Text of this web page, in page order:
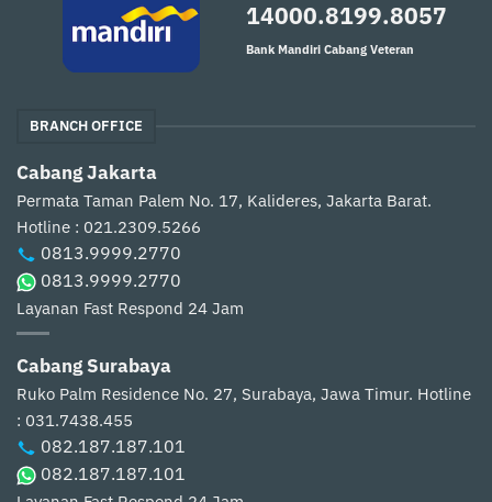
14000.8199.8057
Bank Mandiri Cabang Veteran
BRANCH OFFICE
Cabang Jakarta
Permata Taman Palem No. 17, Kalideres, Jakarta Barat.
Hotline : 021.2309.5266
0813.9999.2770
0813.9999.2770
Layanan Fast Respond 24 Jam
Cabang Surabaya
Ruko Palm Residence No. 27, Surabaya, Jawa Timur. Hotline
: 031.7438.455
082.187.187.101
082.187.187.101